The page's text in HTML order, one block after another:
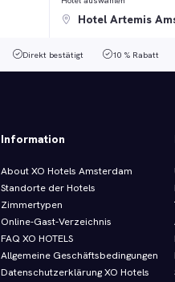
Direkt bestätigt 10 % Rabatt
Information
About XO Hotels Amsterdam
Standorte der Hotels
Zimmertypen
Online-Gast-Verzeichnis
FAQ XO HOTELS
Allgemeine Geschäftsbedingungen
Datenschutzerklärung XO Hotels